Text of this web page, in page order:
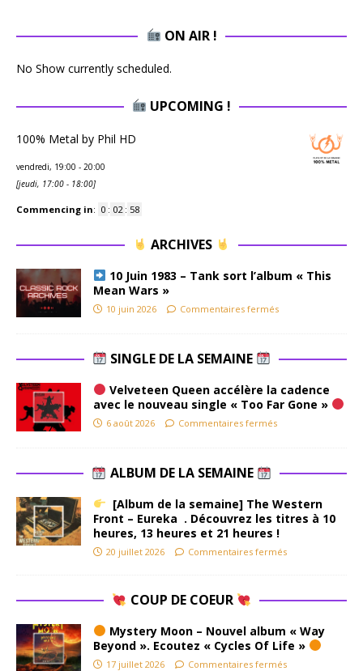
ON AIR !
No Show currently scheduled.
UPCOMING !
100% Metal by Phil HD
vendredi, 19:00 - 20:00
[jeudi, 17:00 - 18:00]
Commencing in: 0 : 02 : 57
ARCHIVES
10 Juin 1983 – Tank sort l’album « This
Mean Wars »
10 juin 2026 Commentaires fermés
SINGLE DE LA SEMAINE
Velveteen Queen accélère la cadence
avec le nouveau single « Too Far Gone »
6 août 2026 Commentaires fermés
ALBUM DE LA SEMAINE
[Album de la semaine] The Western
Front – Eureka . Découvrez les titres à 10
heures, 13 heures et 21 heures !
20 juillet 2026 Commentaires fermés
COUP DE COEUR
Mystery Moon – Nouvel album « Way
Beyond ». Ecoutez « Cycles Of Life »
17 juillet 2026 Commentaires fermés